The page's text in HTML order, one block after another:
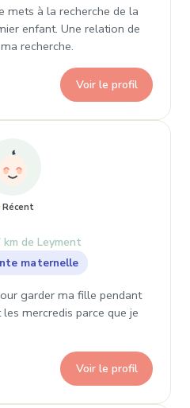
mets à la recherche de la
enfant. Une relation de
recherche.
Voir le profil
Récent
km de Leyment
maternelle
garder ma fille pendant
mercredis parce que je
Voir le profil